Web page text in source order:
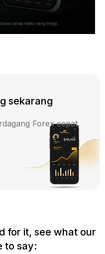
sekarang
Forex cepat.
for it, see what our
to say: